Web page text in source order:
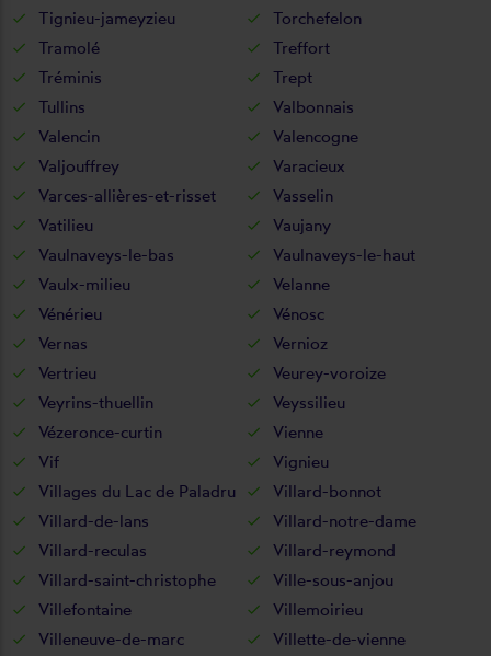
Tignieu-jameyzieu
Torchefelon
Tramolé
Treffort
Tréminis
Trept
Tullins
Valbonnais
Valencin
Valencogne
Valjouffrey
Varacieux
Varces-allières-et-risset
Vasselin
Vatilieu
Vaujany
Vaulnaveys-le-bas
Vaulnaveys-le-haut
Vaulx-milieu
Velanne
Vénérieu
Vénosc
Vernas
Vernioz
Vertrieu
Veurey-voroize
Veyrins-thuellin
Veyssilieu
Vézeronce-curtin
Vienne
Vif
Vignieu
Villages du Lac de Paladru
Villard-bonnot
Villard-de-lans
Villard-notre-dame
Villard-reculas
Villard-reymond
Villard-saint-christophe
Ville-sous-anjou
Villefontaine
Villemoirieu
Villeneuve-de-marc
Villette-de-vienne